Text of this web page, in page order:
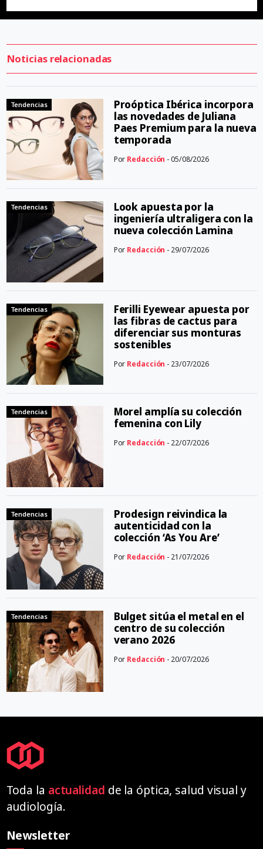
Noticias relacionadas
Tendencias
Proóptica Ibérica incorpora
las novedades de Juliana
Paes Premium para la nueva
temporada
Por Redacción - 05/08/2026
Tendencias
Look apuesta por la
ingeniería ultraligera con la
nueva colección Lamina
Por Redacción - 29/07/2026
Tendencias
Ferilli Eyewear apuesta por
las fibras de cactus para
diferenciar sus monturas
sostenibles
Por Redacción - 23/07/2026
Tendencias
Morel amplía su colección
femenina con Lily
Por Redacción - 22/07/2026
Tendencias
Prodesign reivindica la
autenticidad con la
colección ‘As You Are’
Por Redacción - 21/07/2026
Tendencias
Bulget sitúa el metal en el
centro de su colección
verano 2026
Por Redacción - 20/07/2026
Toda la actualidad de la óptica, salud visual y
audiología.
Newsletter